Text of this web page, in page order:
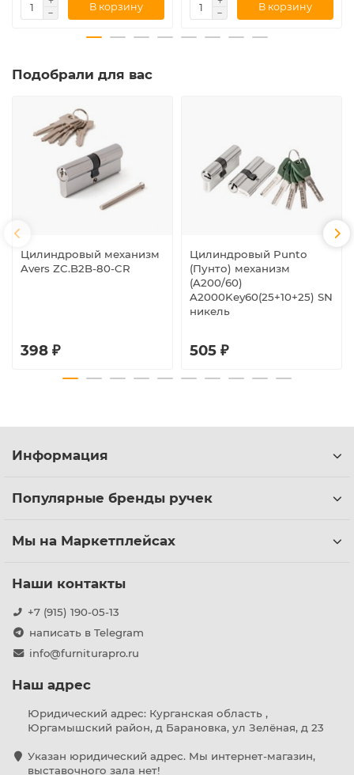
В корзину В корзину
Подобрали для вас
Цилиндровый механизм
Avers ZC.B2B-80-CR
398 ₽
Цилиндровый Punto
(Пунто) механизм
(A200/60)
A2000Key60(25+10+25) SN
никель
505 ₽
Информация
Популярные бренды ручек
Мы на Маркетплейсах
Наши контакты
+7 (915) 190-05-13
написать в Telegram
info@furniturapro.ru
Наш адрес
Юридический адрес: Курганская область ,
Юргамышский район, д Барановка, ул Зелёная, д 23
Указан юридический адрес. Мы интернет-магазин,
выставочного зала нет!